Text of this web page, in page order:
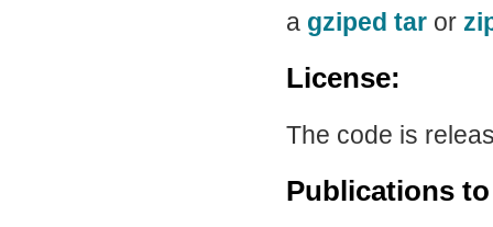
a gziped tar or
License:
The code is
Publications